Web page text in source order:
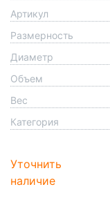
Артикул
Размерность
Диаметр
Объем
Вес
Категория
Уточнить
наличие